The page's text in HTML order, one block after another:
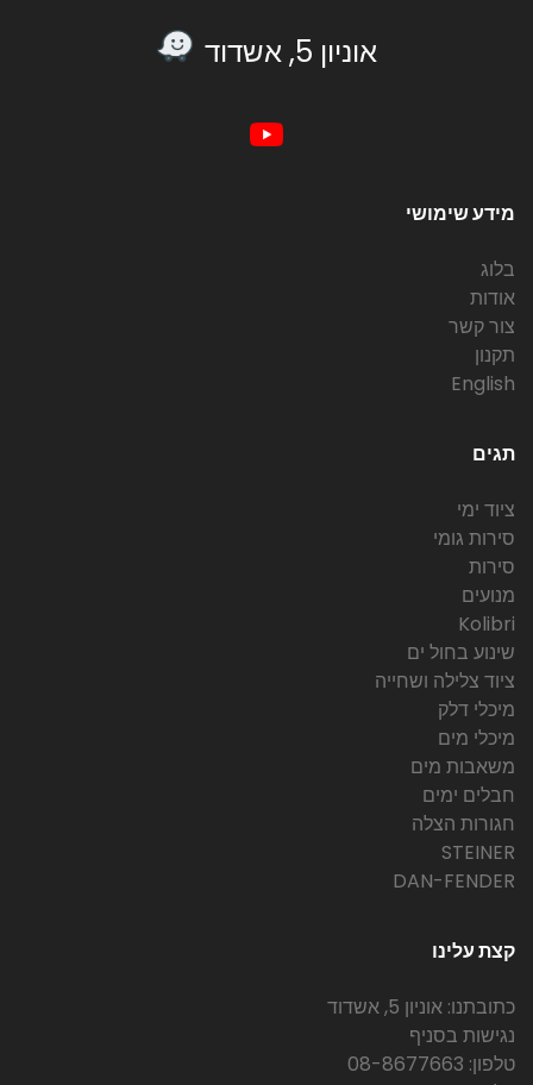
אוניון 5, אשדוד
מידע שימושי
בלוג
אודות
צור קשר
תקנון
English
תגים
ציוד ימי
סירות גומי
סירות
מנועים
Kolibri
שינוע בחול ים
ציוד צלילה ושחייה
מיכלי דלק
מיכלי מים
משאבות מים
חבלים ימים
חגורות הצלה
STEINER
DAN-FENDER
קצת עלינו
כתובתנו: אוניון 5, אשדוד
נגישות בסניף
טלפון: 08-8677663